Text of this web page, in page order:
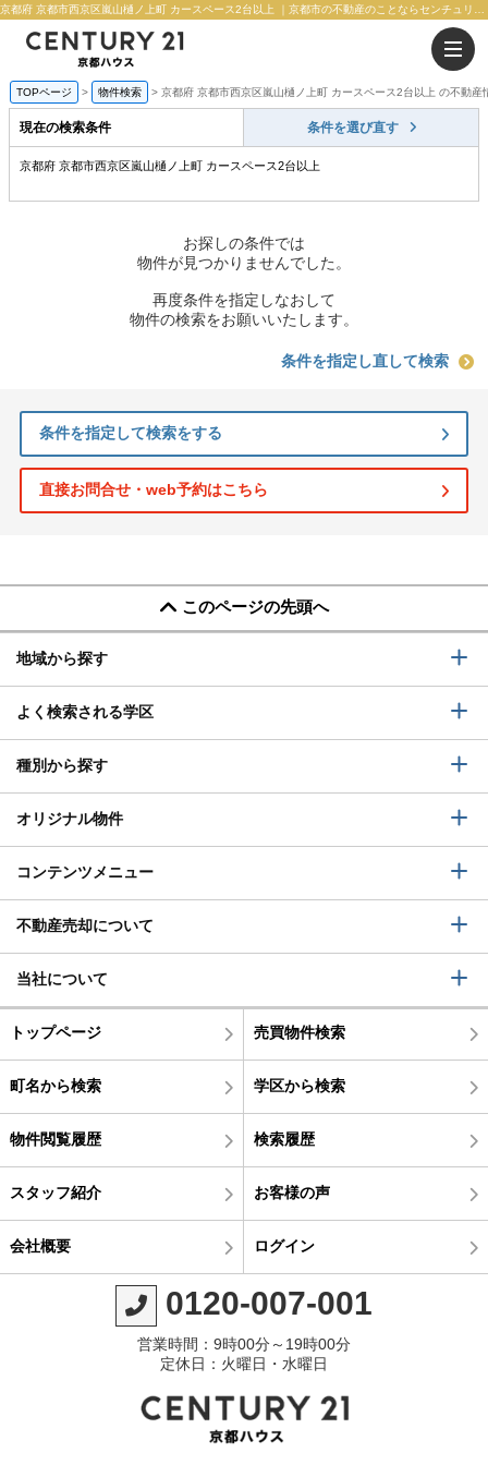
TOPページ 物件検索 京都府 京都市西京区嵐山樋ノ上町 カースペース2台以上 の不動産
現在の検索条件 条件を選び直す
京都府 京都市西京区嵐山樋ノ上町 カースペース2台以上
お探しの条件では
物件が見つかりませんでした。
再度条件を指定しなおして
物件の検索をお願いいたします。
条件を指定し直して検索
条件を指定して検索をする
直接お問合せ・web予約はこちら
このページの先頭へ
地域から探す
よく検索される学区
種別から探す
オリジナル物件
コンテンツメニュー
不動産売却について
当社について
トップページ 売買物件検索
町名から検索 学区から検索
物件閲覧履歴 検索履歴
スタッフ紹介 お客様の声
会社概要 ログイン
0120-007-001
営業時間：9時00分～19時00分
定休日：火曜日・水曜日